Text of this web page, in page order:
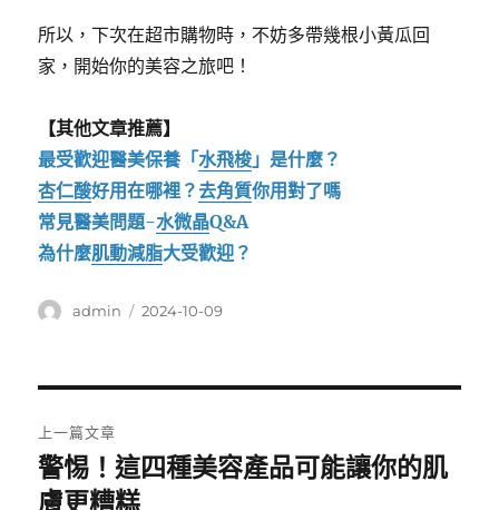
所以，下次在超市購物時，不妨多帶幾根小黃瓜回
家，開始你的美容之旅吧！
【其他文章推薦】
最受歡迎醫美保養「水飛梭 」是什麼？
杏仁酸好用在哪裡？去角質你用對了嗎
常見醫美問題-水微晶Q&A
為什麼肌動減脂大受歡迎？
作
admin
發
2024-10-09
章
上一篇文章
上
一
警惕！這四種美容產品可能讓你的肌
膚更糟糕